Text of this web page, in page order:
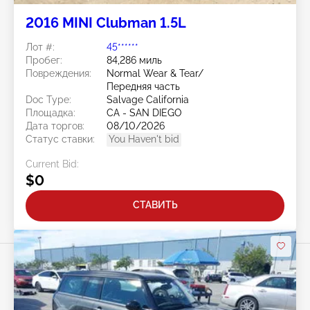
2016 MINI Clubman 1.5L
Лот #:
45******
Пробег:
84,286 миль
Повреждения:
Normal Wear & Tear/
Передняя часть
Doc Type:
Salvage California
Площадка:
CA - SAN DIEGO
Дата торгов:
08/10/2026
Статус ставки:
You Haven't bid
Current Bid:
$0
СТАВИТЬ